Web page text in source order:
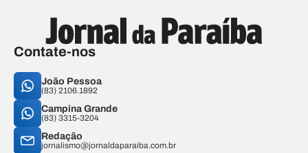
Contate-nos
João Pessoa
(83) 2106.1892
Campina Grande
(83) 3315-3204
Redação
jornalismo@jornaldaparaiba.com.br